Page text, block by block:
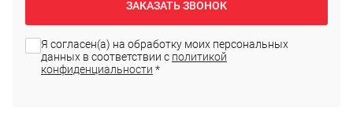
ЗАКАЗАТЬ ЗВОНОК
Я согласен(а) на обработку моих персональных
данных в соответствии с политикой
конфиденциальности *